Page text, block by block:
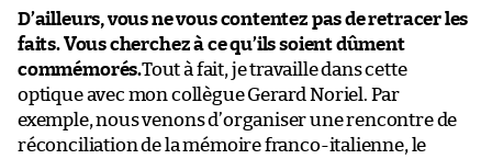
D’ailleurs, vous ne vous contentez pas de retracer les
faits. Vous cherchez à ce qu’ils soient dûment
commémorés.Tout à fait, je travaille dans cette
optique avec mon collègue Gerard Noriel. Par
exemple, nous venons d’organiser une rencontre de
réconciliation de la mémoire franco-italienne, le